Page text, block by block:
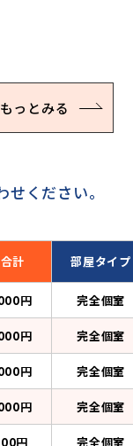
もっとみる
ください。
計 部屋タイプ
円 完全個室
円 完全個室
円 完全個室
円 完全個室
円 完全個室